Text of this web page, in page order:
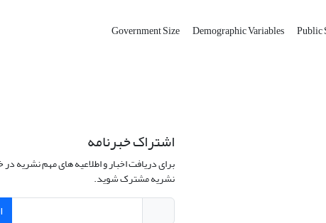
Government Size Demographic Variables Public
اشتراک خبرنامه
برای دریافت اخبار و اطلاعیه های مهم نشریه در
نشریه مشترک شوید.